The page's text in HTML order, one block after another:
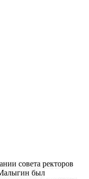
совета ректоров
был